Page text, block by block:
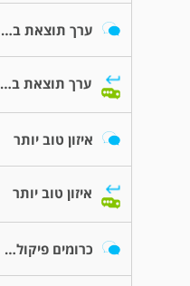
ערך תוצאת בדיקת סוכר בדם גבוה
ערך תוצאת בדיקת סוכר בדם גבוה
איזון טוב יותר
איזון טוב יותר
כרומים פיקולאנט או כרומיום GTF